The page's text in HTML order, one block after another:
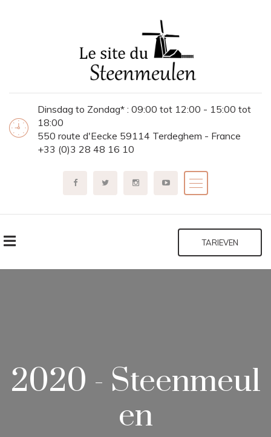
Dinsdag to Zondag* : 09:00 tot 12:00 - 15:00 tot
18:00
550 route d'Eecke 59114 Terdeghem - France
+33 (0)3 28 48 16 10
TARIEVEN
2020 - Steenmeul
en